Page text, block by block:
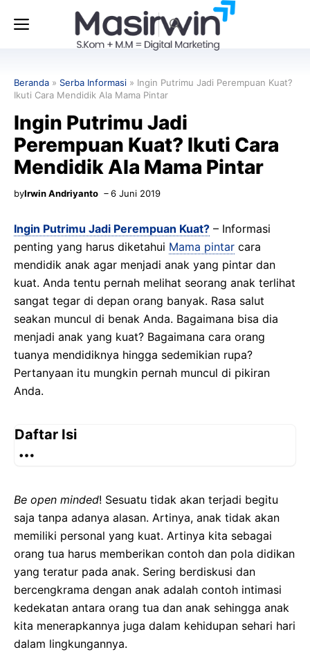
Menu
Beranda » Serba Informasi » Ingin Putrimu Jadi Perempuan Kuat?
Ikuti Cara Mendidik Ala Mama Pintar
Ingin Putrimu Jadi
Perempuan Kuat? Ikuti Cara
Mendidik Ala Mama Pintar
byIrwin Andriyanto 6 Juni 2019
Ingin Putrimu Jadi Perempuan Kuat? – Informasi
penting yang harus diketahui Mama pintar cara
mendidik anak agar menjadi anak yang pintar dan
kuat. Anda tentu pernah melihat seorang anak terlihat
sangat tegar di depan orang banyak. Rasa salut
seakan muncul di benak Anda. Bagaimana bisa dia
menjadi anak yang kuat? Bagaimana cara orang
tuanya mendidiknya hingga sedemikian rupa?
Pertanyaan itu mungkin pernah muncul di pikiran
Anda.
Daftar Isi
Be open minded! Sesuatu tidak akan terjadi begitu
saja tanpa adanya alasan. Artinya, anak tidak akan
memiliki personal yang kuat. Artinya kita sebagai
orang tua harus memberikan contoh dan pola didikan
yang teratur pada anak. Sering berdiskusi dan
bercengkrama dengan anak adalah contoh intimasi
kedekatan antara orang tua dan anak sehingga anak
kita menerapkannya juga dalam kehidupan sehari hari
dalam lingkungannya.